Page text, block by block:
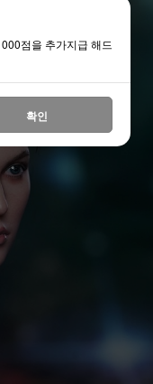
점을 추가지급 해드
확인